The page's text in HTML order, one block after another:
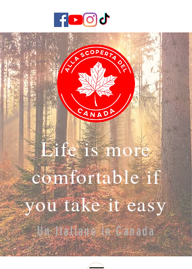
Life is more
comfortable if
you take it easy
Un Italiano in Canada